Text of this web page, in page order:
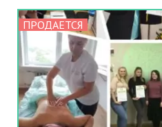
ПРОДАЕТСЯ